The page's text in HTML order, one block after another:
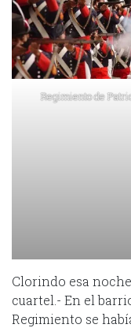
Regimiento de
Clorindo esa
cuartel.- En el
Regimiento se